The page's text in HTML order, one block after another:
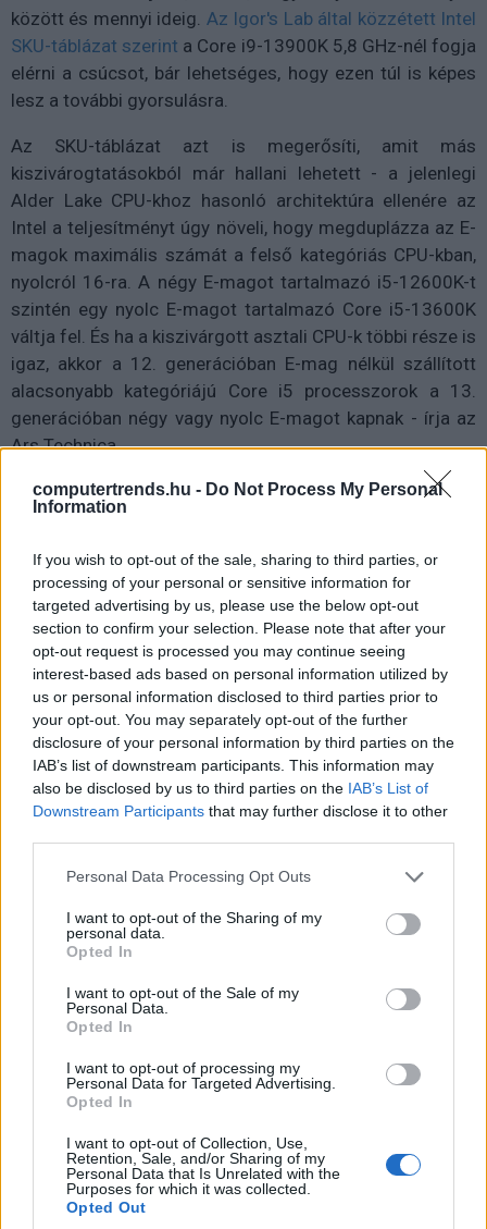
computertrends.hu - Do Not Process My Personal
Information
If you wish to opt-out of the sale, sharing to third parties, or
processing of your personal or sensitive information for
targeted advertising by us, please use the below opt-out
section to confirm your selection. Please note that after your
opt-out request is processed you may continue seeing
interest-based ads based on personal information utilized by
us or personal information disclosed to third parties prior to
your opt-out. You may separately opt-out of the further
disclosure of your personal information by third parties on the
IAB’s list of downstream participants. This information may
also be disclosed by us to third parties on the IAB’s List of
Downstream Participants that may further disclose it to other
Please note that this website/app uses one or more Google
not limited to your visit or usage behaviour. You may click to
grant or deny consent to Google and its third-party tags to
use your data for below specified purposes in below Google
consent section.
Personal Data Processing Opt Outs
I want to opt-out of the Sharing of my
personal data.
Opted In
I want to opt-out of the Sale of my
Personal Data.
Opted In
I want to opt-out of processing my
Personal Data for Targeted Advertising.
Opted In
I want to opt-out of Collection, Use,
Retention, Sale, and/or Sharing of my
Personal Data that Is Unrelated with the
Purposes for which it was collected.
Opted Out
között és mennyi ideig. Az Igor's Lab által közzétett Intel
SKU-táblázat szerint a Core i9-13900K 5,8 GHz-nél fogja
elérni a csúcsot, bár lehetséges, hogy ezen túl is képes
lesz a további gyorsulásra.
Az SKU-táblázat azt is megerősíti, amit más
kiszivárogtatásokból már hallani lehetett - a jelenlegi
Alder Lake CPU-khoz hasonló architektúra ellenére az
Intel a teljesítményt úgy növeli, hogy megduplázza az E-
magok maximális számát a felső kategóriás CPU-kban,
nyolcról 16-ra. A négy E-magot tartalmazó i5-12600K-t
szintén egy nyolc E-magot tartalmazó Core i5-13600K
váltja fel. És ha a kiszivárgott asztali CPU-k többi része is
igaz, akkor a 12. generációban E-mag nélkül szállított
alacsonyabb kategóriájú Core i5 processzorok a 13.
generációban négy vagy nyolc E-magot kapnak - írja az
Ars Technica.
Ez a SKU-táblázat azt is jelzi, hogy ezek a felső
kategóriás Raptor Lake CPU-k egyéb változásokat is
maximális turbófogyasztása 12 W és 63 W között
emelkedik, a Core i9 esetében 241 W-ról 253 W-ra, a
Core i7 esetében 190 W-ról 253 W-ra, a Core i5 esetében
pedig 150 W-ról 181 W-ra. Az alapteljesítmény az
összes lapka esetében változatlanul 125 W marad.
Ezek a maximális energiafogyasztási számok nem
feltétlenül jelentik azt, hogy minden Raptor Lake CPU
több energiát fogyaszt majd, mint Alder Lake társaik. Ez
energiafelhasználási beállításoktól függ. Ez azonban
arra mutat, hogy egy nagy teljesítménykorlátozással és
megfelelő hűtéssel elátott Raptor Lake CPU-nak több